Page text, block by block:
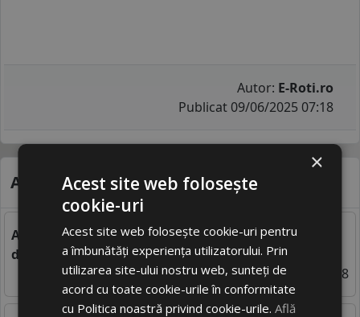
Autor: E-Roti.ro
Publicat 09/06/2025 07:18
Alte știri care te-ar putea interesa
Anvelope cu profil simetric vs asimetric – care este
diferenta?
22/06 10:08
×
Acest site web folosește
cookie-uri
Acest site web folosește cookie-uri pentru
a îmbunătăți experiența utilizatorului. Prin
utilizarea site-ului nostru web, sunteți de
acord cu toate cookie-urile în conformitate
cu Politica noastră privind cookie-urile.Află